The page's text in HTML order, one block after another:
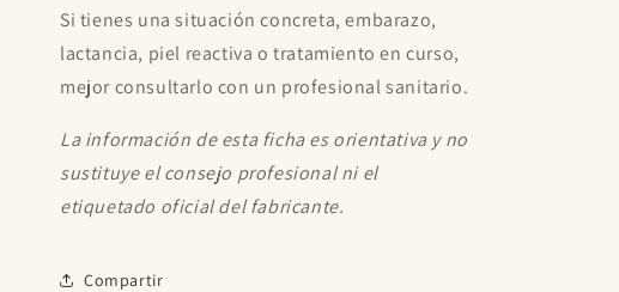
Si tienes una situación concreta, embarazo,
lactancia, piel reactiva o tratamiento en curso,
mejor consultarlo con un profesional sanitario.
La información de esta ficha es orientativa y no
sustituye el consejo profesional ni el
etiquetado oficial del fabricante.
Compartir